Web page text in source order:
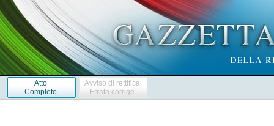
Atto
Completo
Avviso di rettifica
Errata corrige